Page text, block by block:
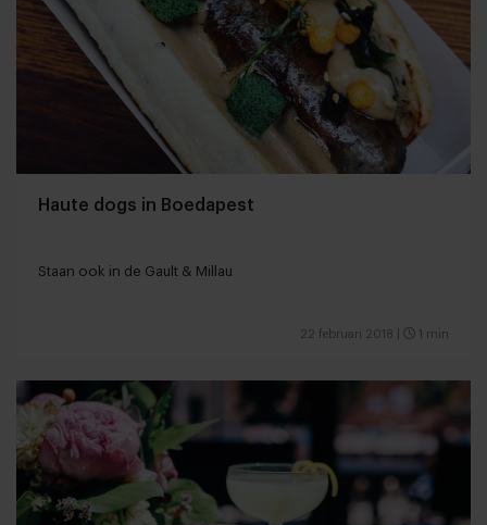
Haute dogs in Boedapest
Staan ook in de Gault & Millau
22 februari 2018 1 min